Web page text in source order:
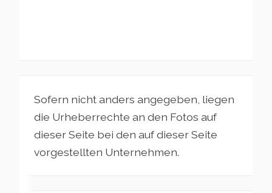
Sofern nicht anders angegeben, liegen
die Urheberrechte an den Fotos auf
dieser Seite bei den auf dieser Seite
vorgestellten Unternehmen.